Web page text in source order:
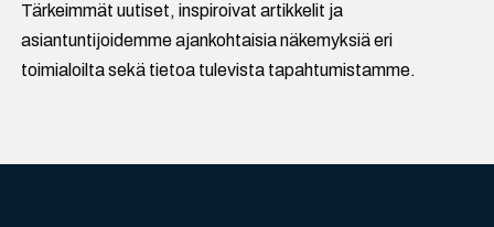
Tärkeimmät uutiset, inspiroivat artikkelit ja
asiantuntijoidemme ajankohtaisia näkemyksiä eri
toimialoilta sekä tietoa tulevista tapahtumistamme.